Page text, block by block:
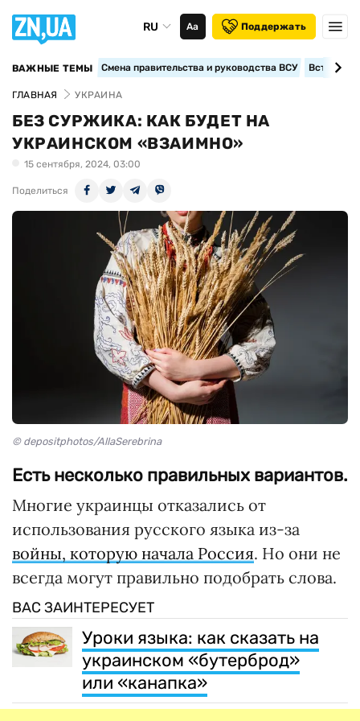
RU Аа Поддержать
ВАЖНЫЕ ТЕМЫ Смена правительства и руководства ВСУ
ГЛАВНАЯ УКРАИНА
БЕЗ СУРЖИКА: КАК БУДЕТ НА
УКРАИНСКОМ «ВЗАИМНО»
15 сентября, 2024, 03:00
Поделиться
© depositphotos/AllaSerebrina
Есть несколько правильных вариантов.
Многие украинцы отказались от
использования русского языка из-за
войны, которую начала Россия. Но они не
всегда могут правильно подобрать слова.
ВАС ЗАИНТЕРЕСУЕТ
Уроки языка: как сказать на
украинском «бутерброд»
или «канапка»